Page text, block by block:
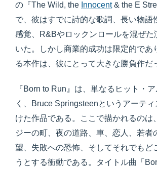
の『The Wild, the Innocent& the E
で、彼はすでに詩的な歌詞、長い物語
感覚、R&Bやロックンロールを混ぜた
いた。しかし商業的成功は限定的であ
る本作は、彼にとって大きな勝負作だ
『Born to Run』は、単なるヒット・
く、Bruce Springsteenというアーテ
けた作品である。ここで描かれるのは
ジーの町、夜の道路、車、恋人、若者
望、失敗への恐怖、そしてそれでもど
うとする衝動である。タイトル曲「